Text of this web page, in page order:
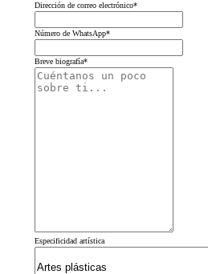
Dirección de correo electrónico*
Número de WhatsApp*
Breve biografía*
Especificidad artística